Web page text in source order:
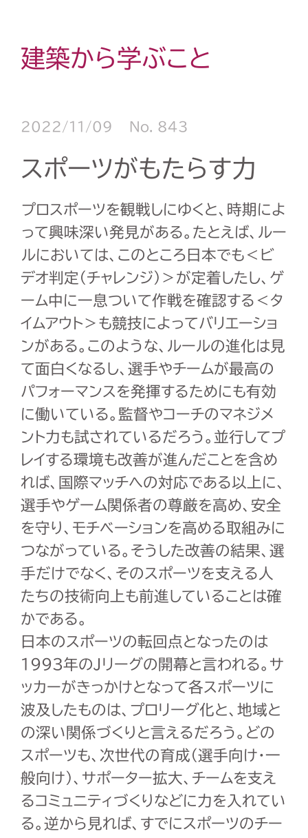
建築から学ぶこと
2022/11/09 No. 843
スポーツがもたらす力
プロスポーツを観戦しにゆくと、時期によ
って興味深い発見がある。たとえば、ルー
ルにおいては、このところ日本でも＜ビ
デオ判定（チャレンジ）＞が定着したし、ゲ
ーム中に一息ついて作戦を確認する＜タ
イムアウト＞も競技によってバリエーショ
ンがある。このような、ルールの進化は見
て面白くなるし、選手やチームが最高の
パフォーマンスを発揮するためにも有効
に働いている。監督やコーチのマネジメ
ント力も試されているだろう。並行してプ
レイする環境も改善が進んだことを含め
れば、国際マッチへの対応である以上に、
選手やゲーム関係者の尊厳を高め、安全
を守り、モチベーションを高める取組みに
つながっている。そうした改善の結果、選
手だけでなく、そのスポーツを支える人
たちの技術向上も前進していることは確
かである。
日本のスポーツの転回点となったのは
1993年のJリーグの開幕と言われる。サ
ッカーがきっかけとなって各スポーツに
波及したものは、プロリーグ化と、地域と
の深い関係づくりと言えるだろう。どの
スポーツも、次世代の育成（選手向け・一
般向け）、サポーター拡大、チームを支え
るコミュニティづくりなどに力を入れてい
る。逆から見れば、すでにスポーツのチー